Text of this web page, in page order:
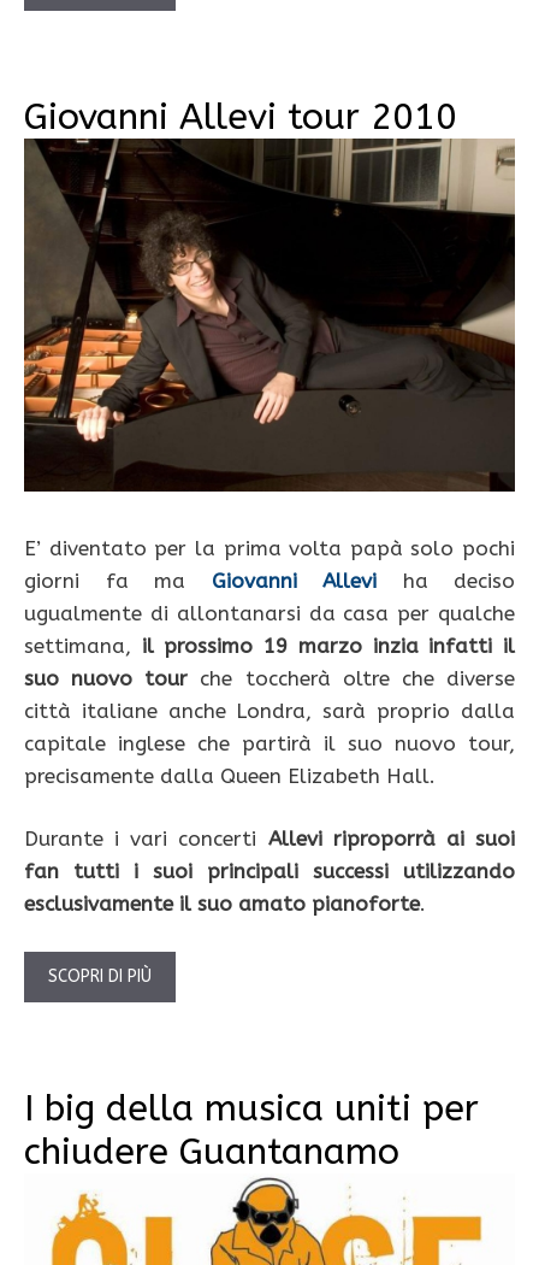
Giovanni Allevi tour 2010
E’ diventato per la prima volta papà solo pochi
giorni fa ma Giovanni Allevi ha deciso
ugualmente di allontanarsi da casa per qualche
settimana, il prossimo 19 marzo inzia infatti il
suo nuovo tour che toccherà oltre che diverse
città italiane anche Londra, sarà proprio dalla
capitale inglese che partirà il suo nuovo tour,
precisamente dalla Queen Elizabeth Hall.
Durante i vari concerti Allevi riproporrà ai suoi
fan tutti i suoi principali successi utilizzando
esclusivamente il suo amato pianoforte.
SCOPRI DI PIÙ
I big della musica uniti per
chiudere Guantanamo